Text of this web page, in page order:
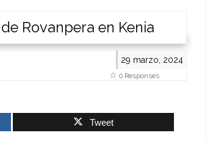
Rovanpera en Kenia
29 marzo, 2024
0 Responses
Tweet